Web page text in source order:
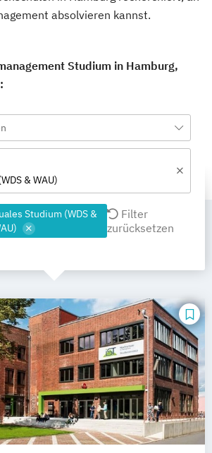
absolvieren kannst.
Studium in Hamburg,
& WAU)
Studium (WDS &
Filter
zurücksetzen